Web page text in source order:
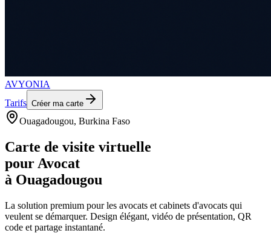
AVYONIA
Tarifs Créer ma carte
Ouagadougou, Burkina Faso
Carte de visite virtuelle
pour Avocat
à Ouagadougou
La solution premium pour les avocats et cabinets d'avocats qui
veulent se démarquer. Design élégant, vidéo de présentation, QR
code et partage instantané.